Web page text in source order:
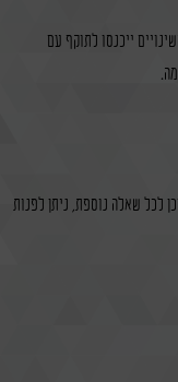
ייכנסו לתוקף עם
לכל שאלה נוספת, ניתן לפנות